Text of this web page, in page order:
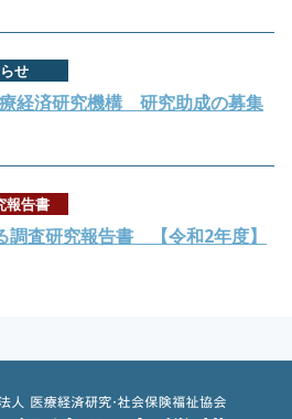
せ
経済研究機構 研究助成の募集
報告書
調査研究報告書 【令和2年度】